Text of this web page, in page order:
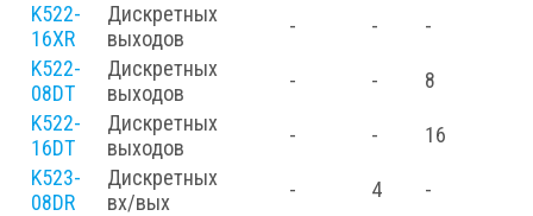
K522-
16XR
Дискретных
выходов
- -
-
K522-
08DT
Дискретных
выходов
- -
8
K522-
16DT
Дискретных
выходов
- -
16
K523-
08DR
Дискретных
вх/вых
- 4
-